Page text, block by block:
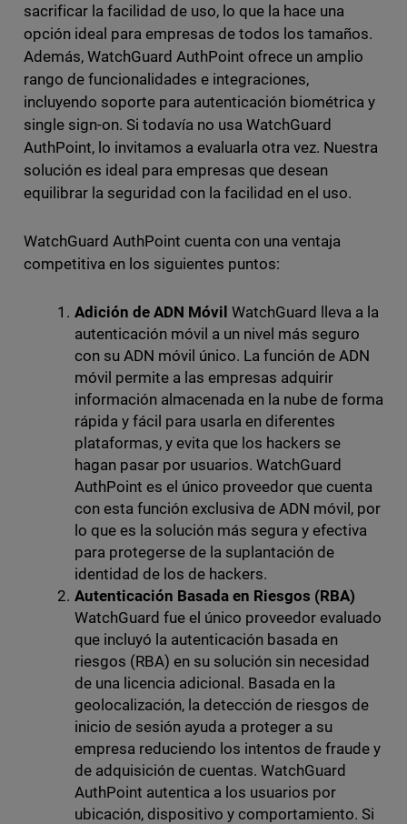
sacrificar la facilidad de uso, lo que la hace una
opción ideal para empresas de todos los tamaños.
Además, WatchGuard AuthPoint ofrece un amplio
rango de funcionalidades e integraciones,
incluyendo soporte para autenticación biométrica y
single sign-on. Si todavía no usa WatchGuard
AuthPoint, lo invitamos a evaluarla otra vez. Nuestra
solución es ideal para empresas que desean
equilibrar la seguridad con la facilidad en el uso.
WatchGuard AuthPoint cuenta con una ventaja
competitiva en los siguientes puntos:
Adición de ADN Móvil WatchGuard lleva a la
autenticación móvil a un nivel más seguro
con su ADN móvil único. La función de ADN
móvil permite a las empresas adquirir
información almacenada en la nube de forma
rápida y fácil para usarla en diferentes
plataformas, y evita que los hackers se
hagan pasar por usuarios. WatchGuard
AuthPoint es el único proveedor que cuenta
con esta función exclusiva de ADN móvil, por
lo que es la solución más segura y efectiva
para protegerse de la suplantación de
identidad de los de hackers.
Autenticación Basada en Riesgos (RBA)
WatchGuard fue el único proveedor evaluado
que incluyó la autenticación basada en
riesgos (RBA) en su solución sin necesidad
de una licencia adicional. Basada en la
geolocalización, la detección de riesgos de
inicio de sesión ayuda a proteger a su
empresa reduciendo los intentos de fraude y
de adquisición de cuentas. WatchGuard
AuthPoint autentica a los usuarios por
ubicación, dispositivo y comportamiento. Si